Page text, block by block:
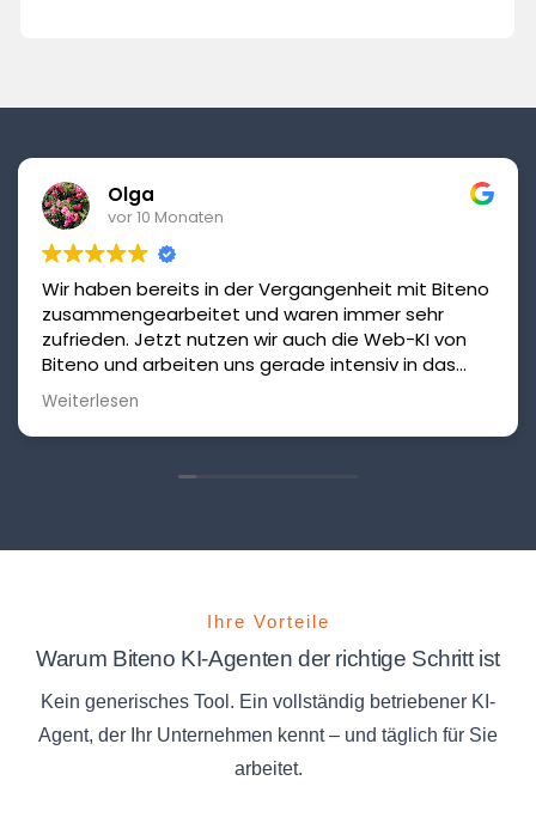
Olga
vor 10 Monaten
Wir haben bereits in der Vergangenheit mit Biteno
zusammengearbeitet und waren immer sehr
zufrieden. Jetzt nutzen wir auch die Web-KI von
Biteno und arbeiten uns gerade intensiv in das
Thema KI ein. Die Unterstützung durch Biteno ist
dabei äußerst hilfreich – absolut zu empfehlen!
Weiterlesen
Ihre Vorteile
Warum Biteno KI-Agenten der richtige Schritt ist
Kein generisches Tool. Ein vollständig betriebener KI-
Agent, der Ihr Unternehmen kennt – und täglich für Sie
arbeitet.